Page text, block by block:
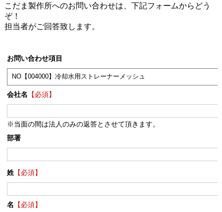
こだま製作所へのお問い合わせは、下記フォームからどう
ぞ！
担当者がご回答致します。
お問い合わせ項目
会社名 【必須】
※当面の間は法人のみの返答とさせて頂きます。
部署
姓【必須】
名 【必須】